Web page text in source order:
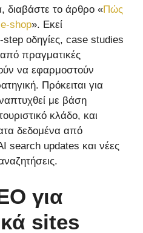
διαβάστε το άρθρο «Πώς
e-shop». Εκεί
οδηγίες, case studies
από πραγματικές
να εφαρμοστούν
Πρόκειται για
με βάση
κλάδο, και
δεδομένα από
search updates και νέες
για
sites